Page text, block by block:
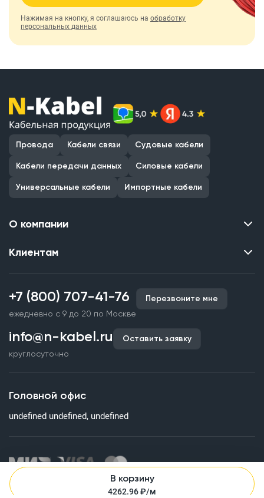
В корзину
4262.96₽/м
Нажимая на кнопку, я соглашаюсь на обработку
персональных данных
Провода Кабели связи Судовые кабели
Кабели передачи данных Силовые кабели
Универсальные кабели Импортные кабели
О компании
Контакты
Наши объекты
Партнерство
Документы и реквизиты
Клиентам
Производство кабельной продукции
Срочное изготовление
Оплата и доставка
Гарантия качества
Статьи
Вопросы и ответы
+7 (800) 707-41-76
ежедневно с 9 до 20 по Москве
Перезвоните мне
info@n-kabel.ru
круглосуточно
Оставить заявку
Головной офис
undefined undefined, undefined
Информация на сайте о технических характеристиках, наличии
на складе, стоимости и изображениях товаров не является